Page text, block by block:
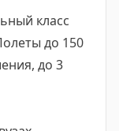
класс
до 150
до 3